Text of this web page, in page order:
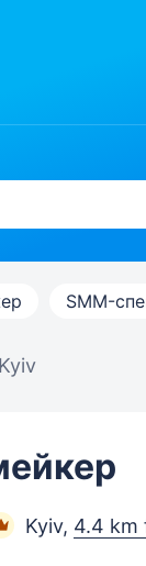
SMM-
Kyiv, 4.4 km